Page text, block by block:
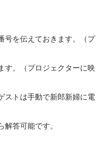
号を伝えておきます。（プ
す。（プロジェクターに映
ストは手動で新郎新婦に電
解答可能です。